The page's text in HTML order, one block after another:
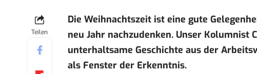
Teilen
Die Weihnachtszeit ist eine gute
neu Jahr nachzudenken. Unser Kolumnist
unterhaltsame Geschichte aus der
als Fenster der Erkenntnis.